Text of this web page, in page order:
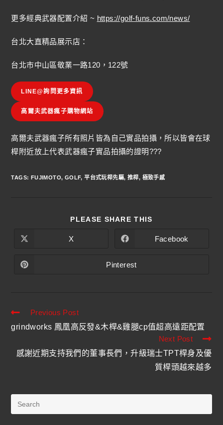
更多經典武器配置介紹 ~ https://golf-funs.com/news/
台北大直精品展示店：
台北市中山區敬業一路120，122號
LINE@詢問更多資訊
高爾夫武器瘋子購物網站
高爾夫武器瘋子所有照片皆為自己實品拍攝，所以皆會在球
桿附近放上代表武器瘋子實品拍攝的證明???
TAGS: FUJIMOTO, GOLF, 平台式玩桿先驅, 推桿, 極致手感
PLEASE SHARE THIS
X Facebook
Pinterest
Previous Post
grindworks 鳳凰高反發&木桿&雞腿cp值超高遠距配置
Next Post
感謝近期支持我們的董事長們，升級瑞士TPT桿身及優
質桿頭越來越多